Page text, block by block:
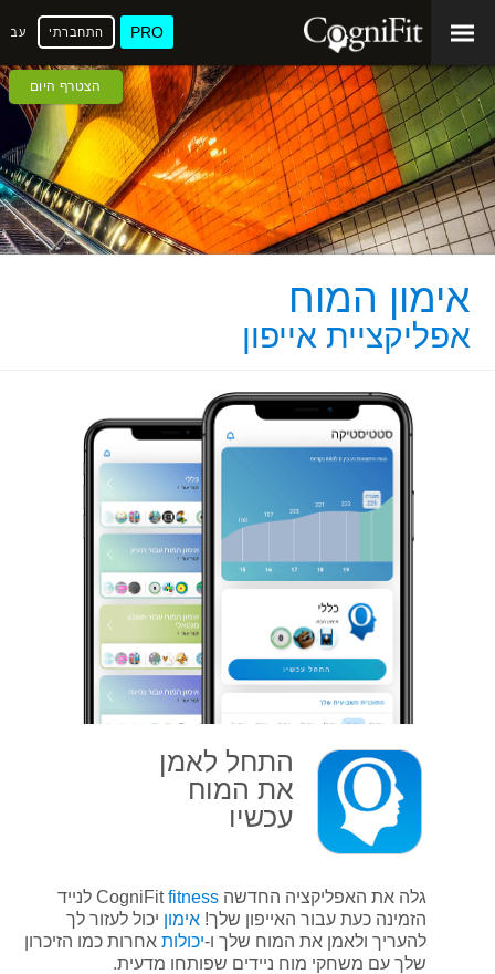
PRO התחברתי
הצטרף היום
אימון המוח
אפליקציית אייפון
התחל לאמן
את המוח
עכשיו
גלה את האפליקציה החדשה CogniFitfitness
לנייד
הזמינה כעת עבור האייפון שלך!אימון יכול לעזור לך
להעריך ולאמן את המוח שלך ו-יכולות אחרות כמו הזיכרון
שלך עם משחקי מוח ניידים שפותחו מדעית.